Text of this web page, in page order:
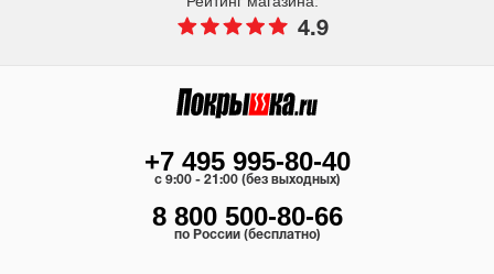
4.9
+7 495 995-80-40
c 9:00 - 21:00 (без выходных)
8 800 500-80-66
по России (бесплатно)